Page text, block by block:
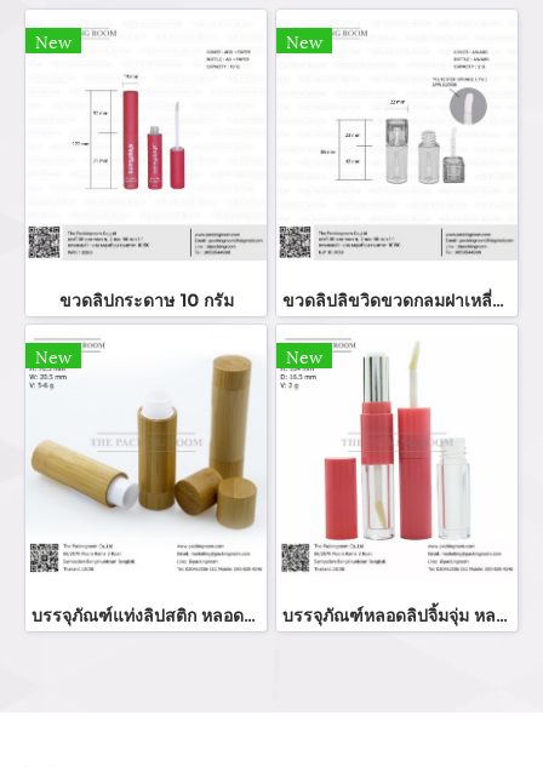
New
ขวดลิปกระดาษ 10 กรัม
New
ขวดลิปลิขวิดขวดกลมฝาเหลี่ยม
New
บรรจุภัณฑ์แท่งลิปสติก หลอดลิปแท่ง Lip stick package/ Lip tube สีแดงเงาฝาปิดแม่เหล็ก จำหน่ายบรรจุภัณฑ์เครื่องสำอางทุกประเภท
New
บรรจุภัณฑ์หลอดลิปจิ้มจุ่ม หลอดลิปกลอส bottle lip gloss/ lip bottle ขวดลิป บรรจุภัณฑ์ใส่ลิป จำหน่ายบรรจุภัณฑ์เครื่องสำอางรรจุภัณฑ์เครื่องสำอางทุกประเภท